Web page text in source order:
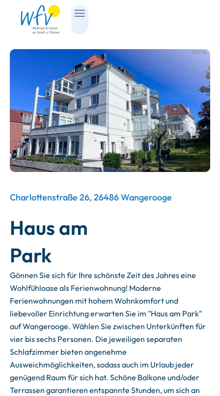
Charlottenstraße 26, 26486 Wangerooge
Haus am
Park
Gönnen Sie sich für Ihre schönste Zeit des Jahres eine
Wohlfühloase als Ferienwohnung! Moderne
Ferienwohnungen mit hohem Wohnkomfort und
liebevoller Einrichtung erwarten Sie im "Haus am Park"
auf Wangerooge. Wählen Sie zwischen Unterkünften für
vier bis sechs Personen. Die jeweiligen separaten
Schlafzimmer bieten angenehme
Ausweichmöglichkeiten, sodass auch im Urlaub jeder
genügend Raum für sich hat. Schöne Balkone und/oder
Terrassen garantieren entspannte Stunden, um sich an